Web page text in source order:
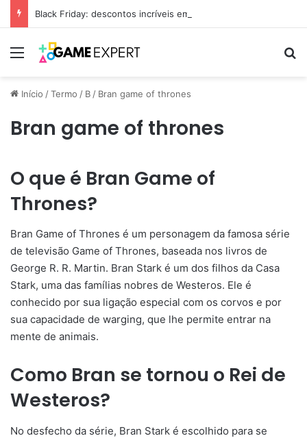
Black Friday: descontos incríveis em eletrônicos
Menu
Início /Termo / B / Bran game of thrones
Bran game of thrones
O que é Bran Game of
Thrones?
Bran Game of Thrones é um personagem da famosa série
de televisão Game of Thrones, baseada nos livros de
George R. R. Martin. Bran Stark é um dos filhos da Casa
Stark, uma das famílias nobres de Westeros. Ele é
conhecido por sua ligação especial com os corvos e por
sua capacidade de warging, que lhe permite entrar na
mente de animais.
Como Bran se tornou o Rei de
Westeros?
No desfecho da série, Bran Stark é escolhido para se